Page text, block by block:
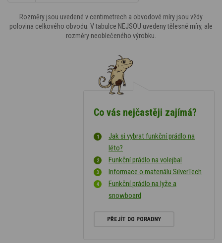
Rozměry jsou uvedené v centimetrech a obvodové míry jsou vždy
polovina celkového obvodu. V tabulce NEJSOU uvedeny tělesné míry, ale
rozměry neoblečeného výrobku.
Co vás nejčastěji zajímá?
Jak si vybrat funkční prádlo na
léto?
Funkční prádlo na volejbal
Informace o materiálu SilverTech
Funkční prádlo na lyže a
snowboard
PŘEJÍT DO PORADNY